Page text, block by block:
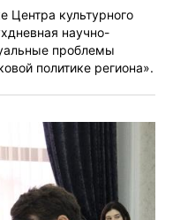
Центра культурного
научно-
проблемы
политике региона».